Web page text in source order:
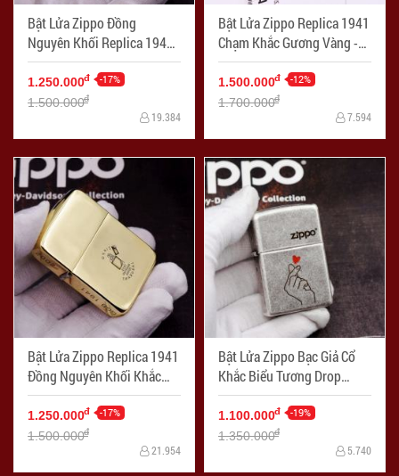
Bật Lửa Zippo Đồng
Nguyên Khối Replica 1941
Khắc Logo Zippo - Mã SP:
ZPC2375
1.250.000đ -17%
1.500.000đ
19.384
Bật Lửa Zippo Replica 1941
Chạm Khắc Gương Vàng -
Mã SP: ZPC2374
1.500.000đ -12%
1.700.000đ
7.594
Bật Lửa Zippo Replica 1941
Đồng Nguyên Khối Khắc
Logo Ngược - Mã SP:
ZPC2373
1.250.000đ -17%
1.500.000đ
21.954
Bật Lửa Zippo Bạc Giả Cổ
Khắc Biểu Tương Drop
Heart - Mã SP: ZPC2371
1.100.000đ -19%
1.350.000đ
5.740